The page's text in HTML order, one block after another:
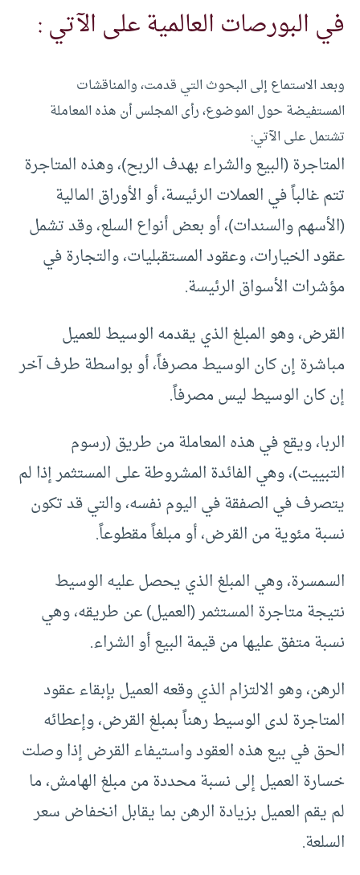
في البورصات العالمية على الآتي :
وبعد الاستماع إلى البحوث التي قدمت، والمناقشات
المستفيضة حول الموضوع، رأى المجلس أن هذه المعاملة
تشتمل على الآتي:
المتاجرة (البيع والشراء بهدف الربح)، وهذه المتاجرة
تتم غالباً في العملات الرئيسة، أو الأوراق المالية
(الأسهم والسندات)، أو بعض أنواع السلع، وقد تشمل
عقود الخيارات، وعقود المستقبليات، والتجارة في
مؤشرات الأسواق الرئيسة.
القرض، وهو المبلغ الذي يقدمه الوسيط للعميل
مباشرة إن كان الوسيط مصرفاً، أو بواسطة طرف آخر
إن كان الوسيط ليس مصرفاً.
الربا، ويقع في هذه المعاملة من طريق (رسوم
التبييت)، وهي الفائدة المشروطة على المستثمر إذا لم
يتصرف في الصفقة في اليوم نفسه، والتي قد تكون
نسبة مئوية من القرض، أو مبلغاً مقطوعاً.
السمسرة، وهي المبلغ الذي يحصل عليه الوسيط
نتيجة متاجرة المستثمر (العميل) عن طريقه، وهي
نسبة متفق عليها من قيمة البيع أو الشراء.
الرهن، وهو الالتزام الذي وقعه العميل بإبقاء عقود
المتاجرة لدى الوسيط رهناً بمبلغ القرض، وإعطائه
الحق في بيع هذه العقود واستيفاء القرض إذا وصلت
خسارة العميل إلى نسبة محددة من مبلغ الهامش، ما
لم يقم العميل بزيادة الرهن بما يقابل انخفاض سعر
السلعة.